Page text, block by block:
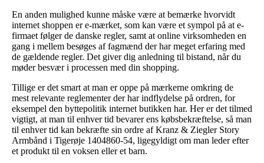
En anden mulighed kunne måske være at bemærke hvorvidt
internet shoppen er e-mærket, som kan være et sympol på at e-
firmaet følger de danske regler, samt at online virksomheden en
gang i mellem besøges af fagmænd der har meget erfaring med
de gældende regler. Det giver dig anledning til bistand, når du
møder besvær i processen med din shopping.
Tillige er det smart at man er oppe på mærkerne omkring de
mest relevante reglementer der har indflydelse på ordren, for
eksempel den byttepolitik internet butikken har. Her er det tilmed
vigtigt, at man til enhver tid bevarer ens købsbekræftelse, så man
til enhver tid kan bekræfte sin ordre af Kranz & Ziegler Story
Armbånd i Tigerøje 1404860-54, ligegyldigt om man leder efter
et produkt til en voksen eller et barn.